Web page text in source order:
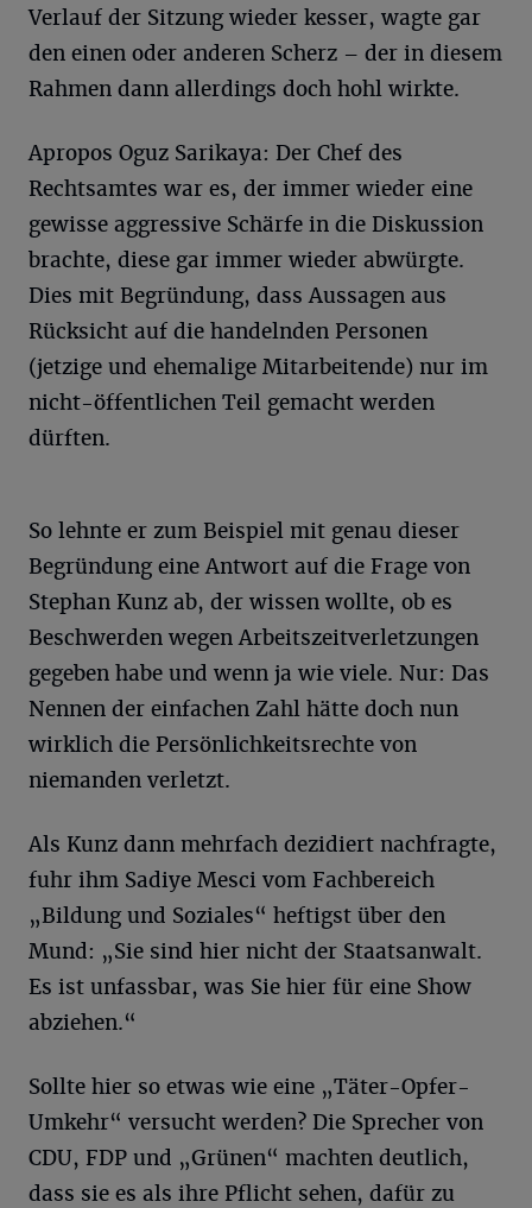
Verlauf der Sitzung wieder kesser, wagte gar
den einen oder anderen Scherz – der in diesem
Rahmen dann allerdings doch hohl wirkte.
Apropos Oguz Sarikaya: Der Chef des
Rechtsamtes war es, der immer wieder eine
gewisse aggressive Schärfe in die Diskussion
brachte, diese gar immer wieder abwürgte.
Dies mit Begründung, dass Aussagen aus
Rücksicht auf die handelnden Personen
(jetzige und ehemalige Mitarbeitende) nur im
nicht-öffentlichen Teil gemacht werden
dürften.
So lehnte er zum Beispiel mit genau dieser
Begründung eine Antwort auf die Frage von
Stephan Kunz ab, der wissen wollte, ob es
Beschwerden wegen Arbeitszeitverletzungen
gegeben habe und wenn ja wie viele. Nur: Das
Nennen der einfachen Zahl hätte doch nun
wirklich die Persönlichkeitsrechte von
niemanden verletzt.
Als Kunz dann mehrfach dezidiert nachfragte,
fuhr ihm Sadiye Mesci vom Fachbereich
„Bildung und Soziales“ heftigst über den
Mund: „Sie sind hier nicht der Staatsanwalt.
Es ist unfassbar, was Sie hier für eine Show
abziehen.“
Sollte hier so etwas wie eine „Täter-Opfer-
Umkehr“ versucht werden? Die Sprecher von
CDU, FDP und „Grünen“ machten deutlich,
dass sie es als ihre Pflicht sehen, dafür zu